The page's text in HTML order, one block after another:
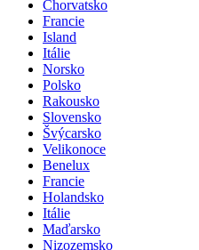
Chorvatsko
Francie
Island
Itálie
Norsko
Polsko
Rakousko
Slovensko
Švýcarsko
Velikonoce
Benelux
Francie
Holandsko
Itálie
Maďarsko
Nizozemsko